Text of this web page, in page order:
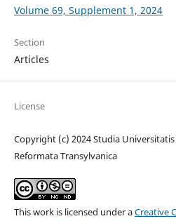
Volume 69, Supplement 1, 2024
Section
Articles
License
Copyright (c) 2024 Studia
Reformata Transylvanica
This work is licensed under aCreative